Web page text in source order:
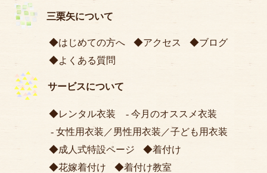
三栗矢について
はじめての方へ アクセス
ブログ
よくある質問
サービスについて
レンタル衣装
今月のオススメ衣装
女性用衣装 ／男性用衣装 ／子ども用衣装
成人式特設ページ
着付け
花嫁着付け
着付け教室